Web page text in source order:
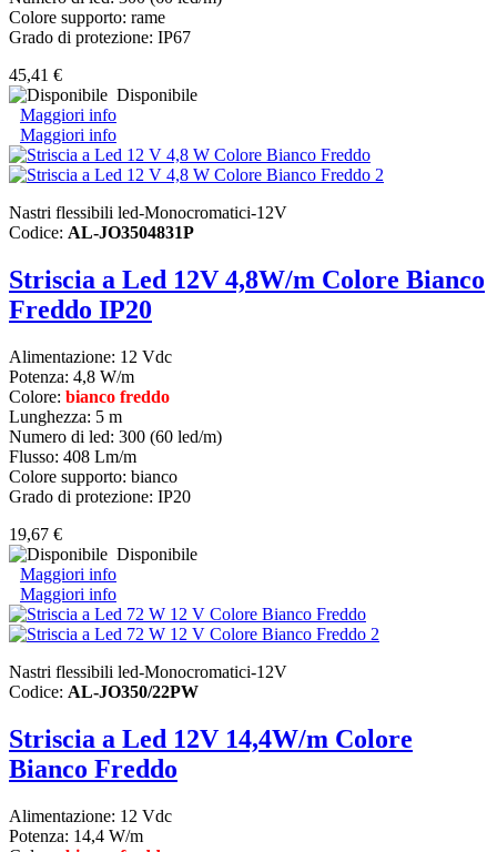
Colore supporto: rame
Grado di protezione: IP67
45,41 €
Disponibile
Maggiori info
Maggiori info
Nastri flessibili led-Monocromatici-12V
Codice: AL-JO3504831P
Striscia a Led 12V 4,8W/m Colore Bianco
Freddo IP20
Alimentazione: 12 Vdc
Potenza: 4,8 W/m
Colore: bianco freddo
Lunghezza: 5 m
Numero di led: 300 (60 led/m)
Flusso: 408 Lm/m
Colore supporto: bianco
Grado di protezione: IP20
19,67 €
Disponibile
Maggiori info
Maggiori info
Nastri flessibili led-Monocromatici-12V
Codice: AL-JO350/22PW
Striscia a Led 12V 14,4W/m Colore
Bianco Freddo
Alimentazione: 12 Vdc
Potenza: 14,4 W/m